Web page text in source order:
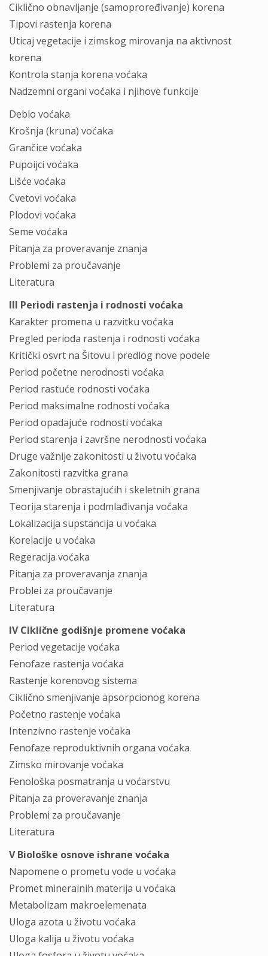
Ciklično obnavljanje (samoproređivanje) korena
Tipovi rastenja korena
Uticaj vegetacije i zimskog mirovanja na aktivnost
korena
Kontrola stanja korena voćaka
Nadzemni organi voćaka i njihove funkcije
Deblo voćaka
Krošnja (kruna) voćaka
Grančice voćaka
Pupoijci voćaka
Lišće voćaka
Cvetovi voćaka
Plodovi voćaka
Seme voćaka
Pitanja za proveravanje znanja
Problemi za proučavanje
Literatura
III Periodi rastenja i rodnosti voćaka
Karakter promena u razvitku voćaka
Pregled perioda rastenja i rodnosti voćaka
Kritički osvrt na Šitovu i predlog nove podele
Period početne nerodnosti voćaka
Period rastuće rodnosti voćaka
Period maksimalne rodnosti voćaka
Period opadajuće rodnosti voćaka
Period starenja i završne nerodnosti voćaka
Druge važnije zakonitosti u životu voćaka
Zakonitosti razvitka grana
Smenjivanje obrastajućih i skeletnih grana
Teorija starenja i podmlađivanja voćaka
Lokalizacija supstancija u voćaka
Korelacije u voćaka
Regeracija voćaka
Pitanja za proveravanja znanja
Problei za proučavanje
Literatura
IV Ciklične godišnje promene voćaka
Period vegetacije voćaka
Fenofaze rastenja voćaka
Rastenje korenovog sistema
Ciklično smenjivanje apsorpcionog korena
Početno rastenje voćaka
Intenzivno rastenje voćaka
Fenofaze reproduktivnih organa voćaka
Zimsko mirovanje voćaka
Fenološka posmatranja u voćarstvu
Pitanja za proveravanje znanja
Problemi za proučavanje
Literatura
V Biološke osnove ishrane voćaka
Napomene o prometu vode u voćaka
Promet mineralnih materija u voćaka
Metabolizam makroelemenata
Uloga azota u životu voćaka
Uloga kalija u životu voćaka